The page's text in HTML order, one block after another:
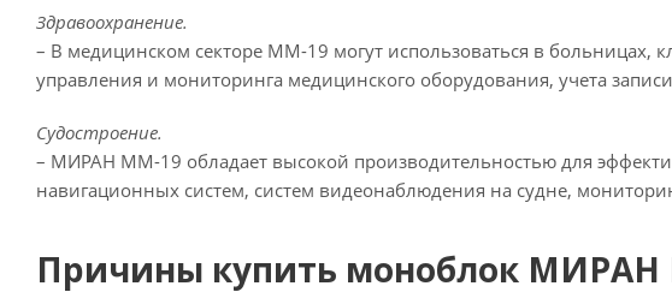
Здравоохранение.
– В медицинском секторе ММ-19 могут использоваться в
управления и мониторинга медицинского оборудования, учета
Судостроение.
– МИРАН ММ-19 обладает высокой производительностью для
навигационных систем, систем видеонаблюдения на судне,
Причины купить моноблок